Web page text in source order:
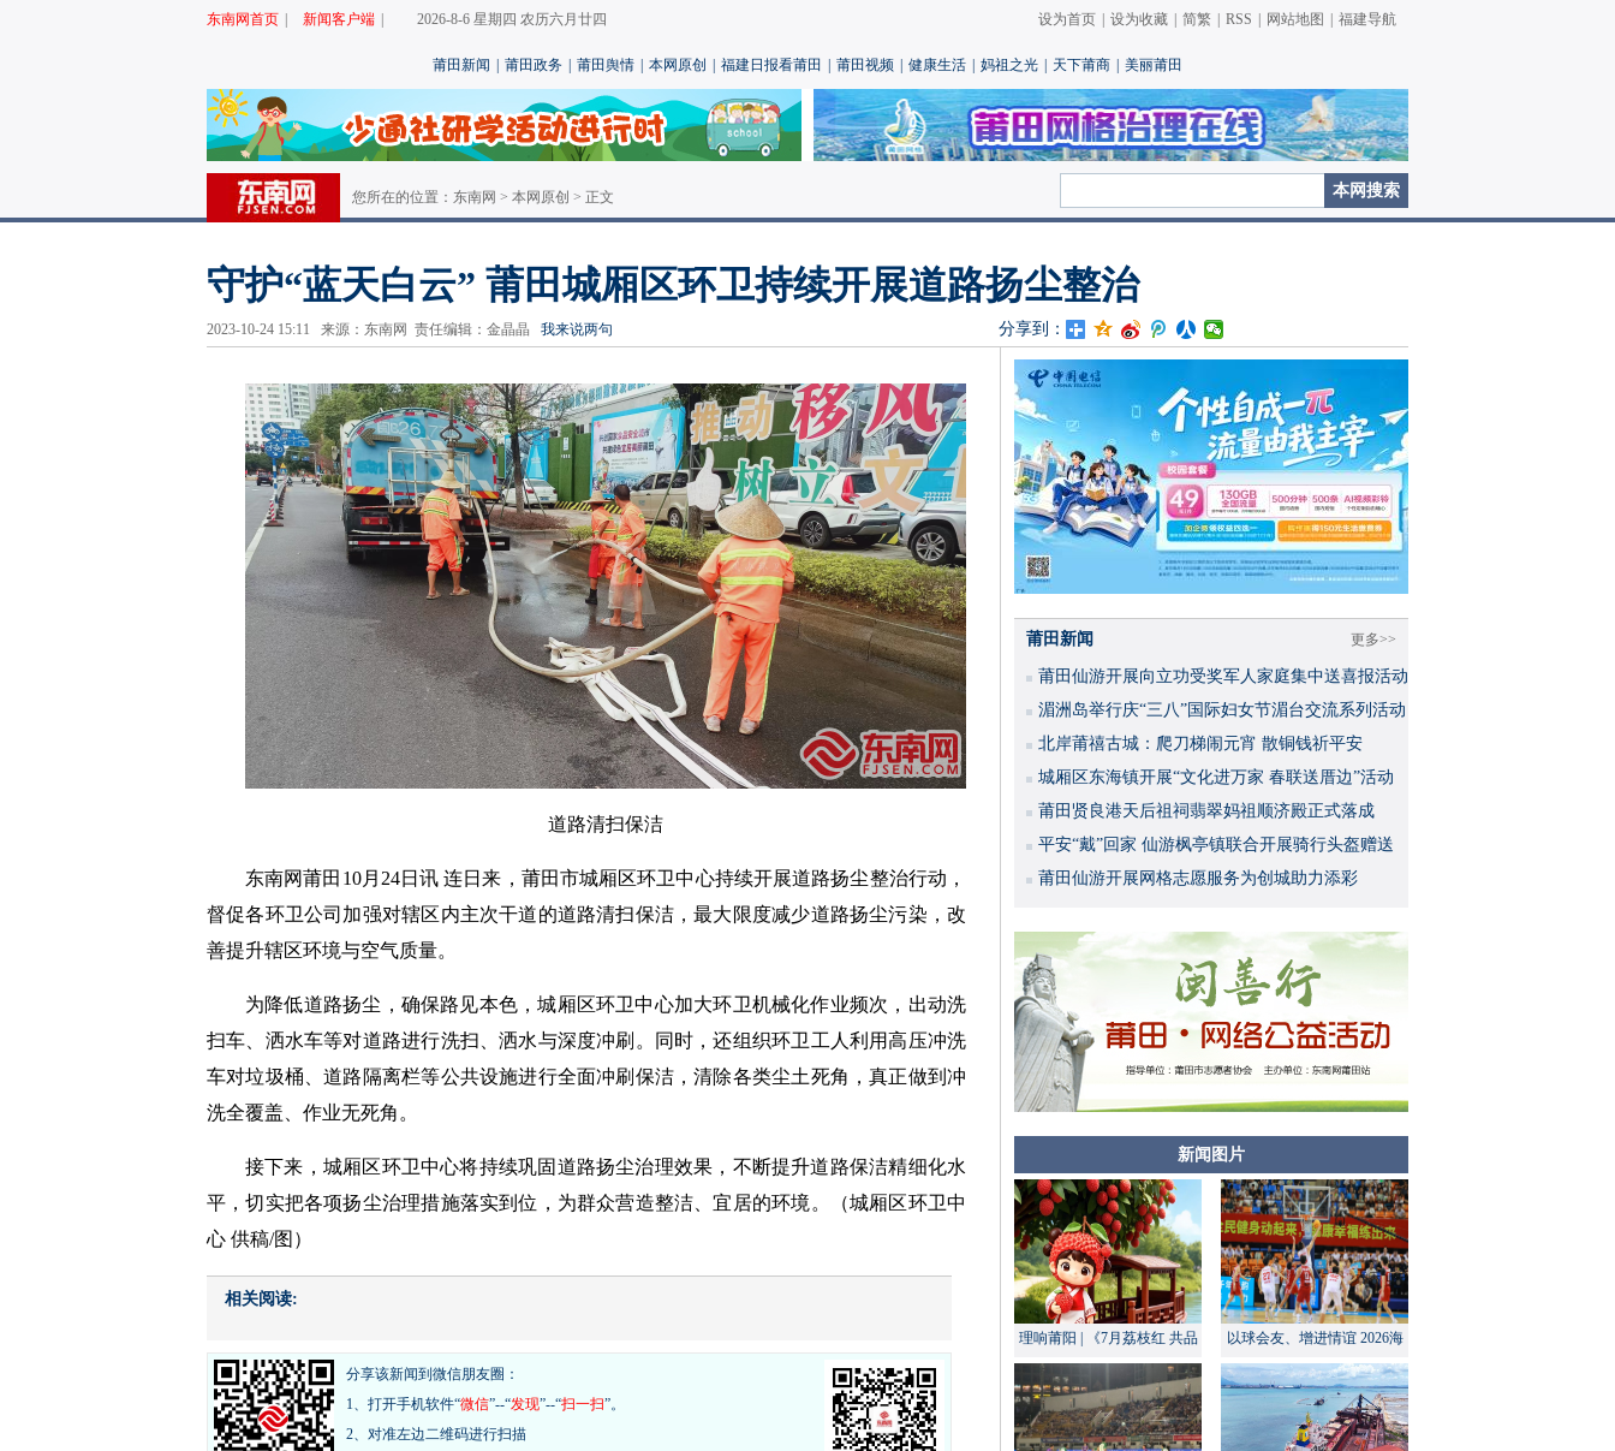
东南网首页 新闻客户端 2026-8-6 星期四 农历六月廿四 设为首页 设为收藏 简繁 RSS 网站地图 福建导航
莆田新闻 莆田政务 莆田舆情 本网原创 福建日报看莆田 莆田视频 健康生活 妈祖之光 天下莆商 美丽莆田
您所在的位置： 东南网 > 本网原创 > 正文
守护“蓝天白云” 莆田城厢区环卫持续开展道路扬尘整治
2023-10-24 15:11 来源：东南网 责任编辑：金晶晶 我来说两句 分享到：
道路清扫保洁
东南网莆田10月24日讯 连日来，莆田市城厢区环卫中心持续开展道路扬尘整治行动，
督促各环卫公司加强对辖区内主次干道的道路清扫保洁，最大限度减少道路扬尘污染，改
善提升辖区环境与空气质量。
为降低道路扬尘，确保路见本色，城厢区环卫中心加大环卫机械化作业频次，出动洗
扫车、洒水车等对道路进行洗扫、洒水与深度冲刷。同时，还组织环卫工人利用高压冲洗
车对垃圾桶、道路隔离栏等公共设施进行全面冲刷保洁，清除各类尘土死角，真正做到冲
洗全覆盖、作业无死角。
接下来，城厢区环卫中心将持续巩固道路扬尘治理效果，不断提升道路保洁精细化水
平，切实把各项扬尘治理措施落实到位，为群众营造整洁、宜居的环境。（城厢区环卫中
心 供稿/图）
相关阅读:
分享该新闻到微信朋友圈：
1、打开手机软件“微信”--“发现”--“扫一扫”。
2、对准左边二维码进行扫描
更多>>
莆田新闻
莆田仙游开展向立功受奖军人家庭集中送喜报活动
湄洲岛举行庆“三八”国际妇女节湄台交流系列活动
北岸莆禧古城：爬刀梯闹元宵 散铜钱祈平安
城厢区东海镇开展“文化进万家 春联送厝边”活动
莆田贤良港天后祖祠翡翠妈祖顺济殿正式落成
平安“戴”回家 仙游枫亭镇联合开展骑行头盔赠送
活动
莆田仙游开展网格志愿服务为创城助力添彩
新闻图片
理响莆阳 | 《7月荔枝红 共品
莆田甜》
以球会友、增进情谊 2026海
峡两岸大学生篮球赛在莆田开
幕